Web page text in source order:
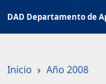
contenido
DAD Departamento de
Inicio Año 2008